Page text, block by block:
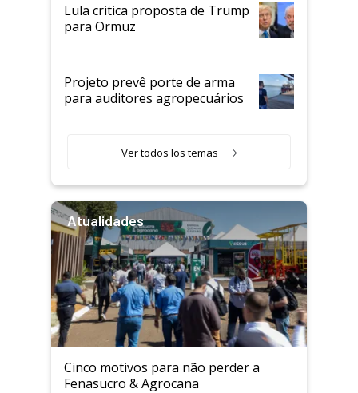
Lula critica proposta de Trump
para Ormuz
Projeto prevê porte de arma
para auditores agropecuários
Ver todos los temas
Atualidades
Cinco motivos para não perder a
Fenasucro & Agrocana